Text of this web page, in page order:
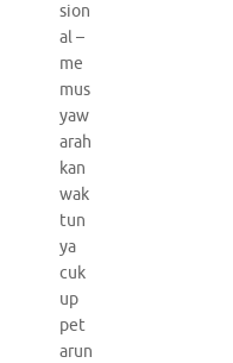
sion
al –
me
mus
yaw
arah
kan
wak
tun
ya
cuk
up
pet
arun